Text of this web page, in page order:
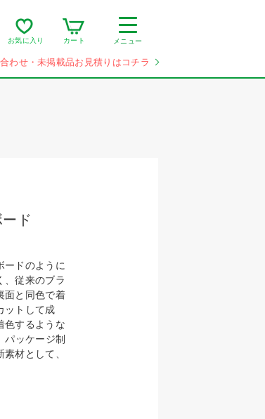
お気に入り カート メニュー
わせ・未掲載品お見積りはコチラ
ド
ードのように
、従来のブラ
面と同色で着
ットして成
色するような
パッケージ制
材として、